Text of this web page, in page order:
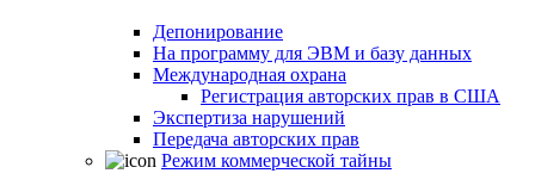
Депонирование
На программу для ЭВМ и базу данных
Международная охрана
Регистрация авторских прав в США
Экспертиза нарушений
Передача авторских прав
Режим коммерческой тайны